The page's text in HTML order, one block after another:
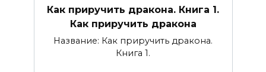
Как приручить дракона. Книга 1.
Как приручить дракона
Название: Как приручить дракона.
Книга 1.